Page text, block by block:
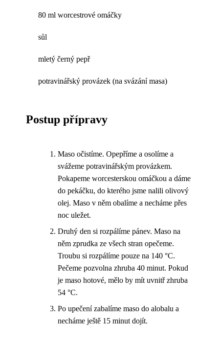
80 ml worcestrové omáčky
sůl
mletý černý pepř
potravinářský provázek (na svázání masa)
Postup přípravy
Maso očistíme. Opepříme a osolíme a
svážeme potravinářským provázkem.
Pokapeme worcesterskou omáčkou a dáme
do pekáčku, do kterého jsme nalili olivový
olej. Maso v něm obalíme a necháme přes
noc uležet.
Druhý den si rozpálíme pánev. Maso na
něm zprudka ze všech stran opečeme.
Troubu si rozpálíme pouze na 140 °C.
Pečeme pozvolna zhruba 40 minut. Pokud
je maso hotové, mělo by mít uvnitř zhruba
54 °C.
Po upečení zabalíme maso do alobalu a
necháme ještě 15 minut dojít.